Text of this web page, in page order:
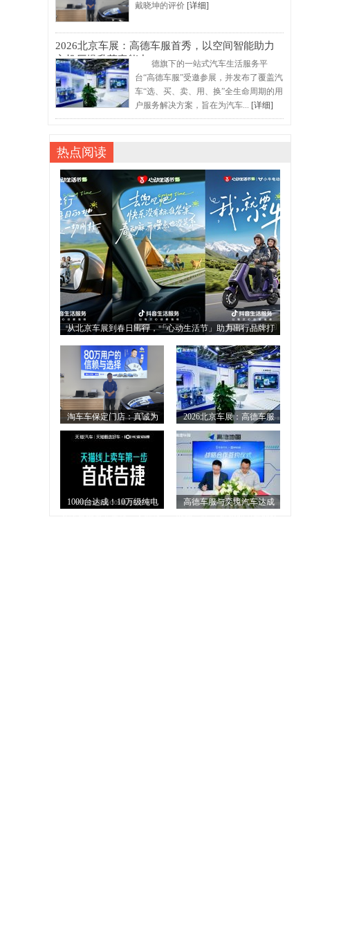
戴晓坤的评价 [详细]
2026北京车展：高德车服首秀，以空间智能助力
主机厂提升获客能力
德旗下的一站式汽车生活服务平
台“高德车服”受邀参展，并发布了覆盖汽
车“选、买、卖、用、换”全生命周期的用
户服务解决方案，旨在为汽车... [详细]
热点阅读
从北京车展到春日出行，「心动生活节」助力出行品牌打
淘车车保定门店：真诚为
桥，助雄安建设者甄选“放心
二手车”
2026北京车展：高德车服
首秀，以空间智能助力主机
厂提升获客能力
1000台达成！10万级纯电
高德车服与奕境汽车达成